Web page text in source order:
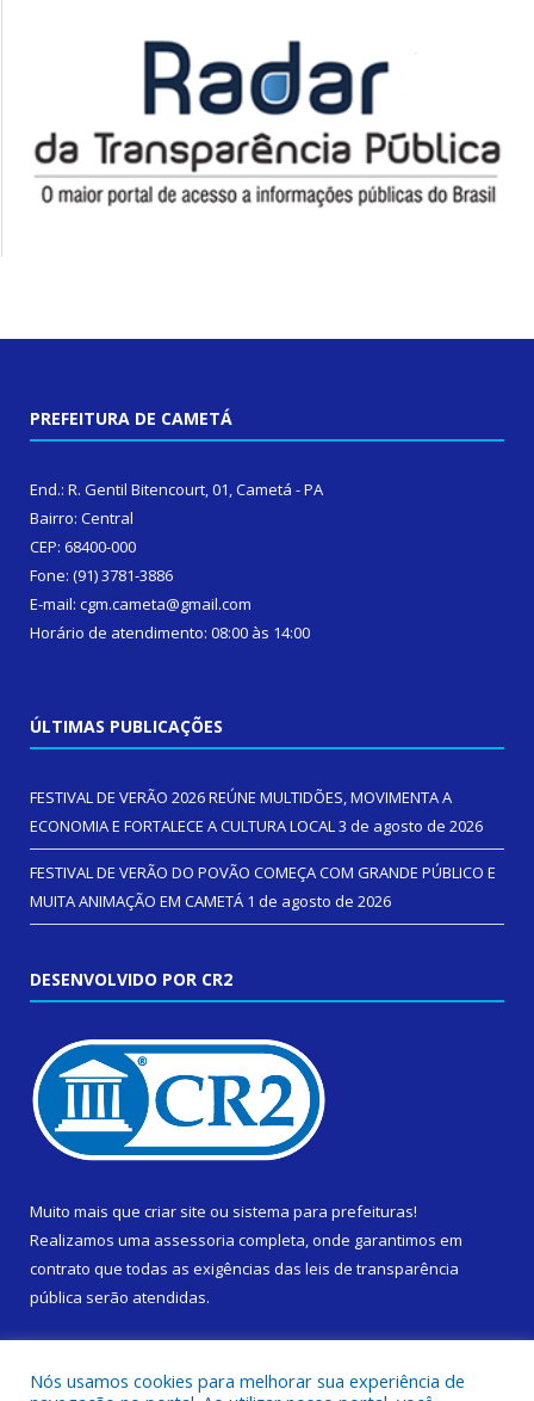
PREFEITURA DE CAMETÁ
End.: R. Gentil Bitencourt, 01, Cametá - PA
Bairro: Central
CEP: 68400-000
Fone: (91) 3781-3886
E-mail: cgm.cameta@gmail.com
Horário de atendimento: 08:00 às 14:00
ÚLTIMAS PUBLICAÇÕES
FESTIVAL DE VERÃO 2026 REÚNE MULTIDÕES, MOVIMENTA A
ECONOMIA E FORTALECE A CULTURA LOCAL3 de agosto de 2026
FESTIVAL DE VERÃO DO POVÃO COMEÇA COM GRANDE PÚBLICO E
MUITA ANIMAÇÃO EM CAMETÁ 1 de agosto de 2026
DESENVOLVIDO POR CR2
Muito mais que criar site ou sistema para prefeituras!
Realizamos uma assessoria completa, onde garantimos em
contrato que todas as exigências das leis de transparência
pública serão atendidas.
Nós usamos cookies para melhorar sua experiência de